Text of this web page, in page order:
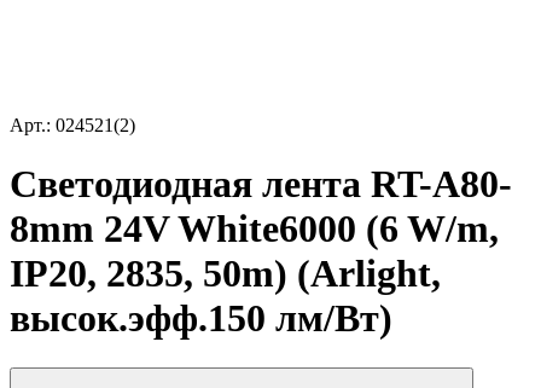
Арт.: 024521(2)
Светодиодная лента RT-A80-
8mm 24V White6000 (6 W/m,
IP20, 2835, 50m) (Arlight,
высок.эфф.150 лм/Вт)